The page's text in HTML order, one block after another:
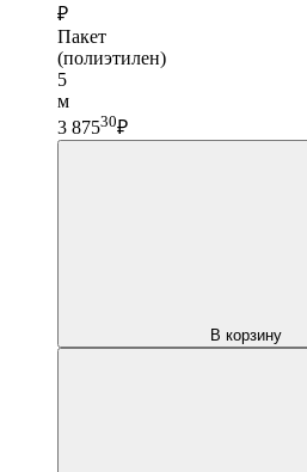
₽
Пакет
(полиэтилен)
5
м
3 87530₽
В корзину